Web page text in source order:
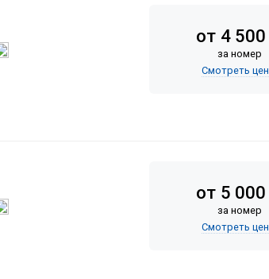
от 4
за номер
Смотреть
от 5
за номер
Смотреть